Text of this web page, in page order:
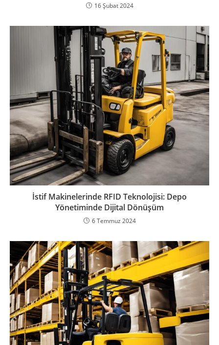
16 Şubat 2024
İstif Makinelerinde RFID Teknolojisi: Depo
Yönetiminde Dijital Dönüşüm
6 Temmuz 2024